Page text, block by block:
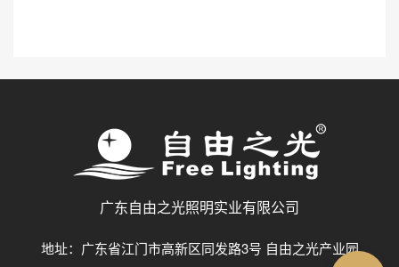
广东自由之光照明实业有限公司
地址：广东省江门市高新区同发路3号 自由之光产业园